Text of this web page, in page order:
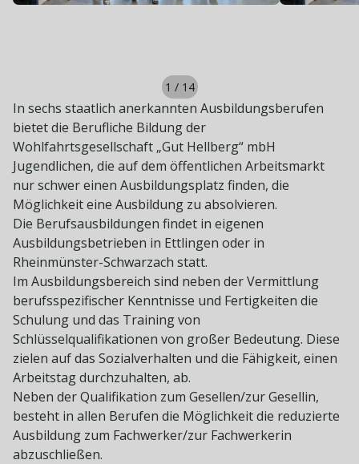
1 / 14
In sechs staatlich anerkannten Ausbildungsberufen
bietet die Berufliche Bildung der
Wohlfahrtsgesellschaft „Gut Hellberg“ mbH
Jugendlichen, die auf dem öffentlichen Arbeitsmarkt
nur schwer einen Ausbildungsplatz finden, die
Möglichkeit eine Ausbildung zu absolvieren.
Die Berufsausbildungen findet in eigenen
Ausbildungsbetrieben in Ettlingen oder in
Rheinmünster-Schwarzach statt.
Im Ausbildungsbereich sind neben der Vermittlung
berufsspezifischer Kenntnisse und Fertigkeiten die
Schulung und das Training von
Schlüsselqualifikationen von großer Bedeutung. Diese
zielen auf das Sozialverhalten und die Fähigkeit, einen
Arbeitstag durchzuhalten, ab.
Neben der Qualifikation zum Gesellen/zur Gesellin,
besteht in allen Berufen die Möglichkeit die reduzierte
Ausbildung zum Fachwerker/zur Fachwerkerin
abzuschließen.